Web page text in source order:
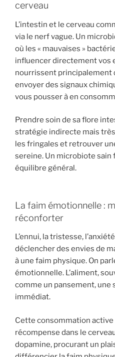
cerveau
L’intestin et le cerveau
via le nerf vague. Un
où les « mauvaises »
influencer directement vos
nourrissent principalement
envoyer des signaux
vous pousser à en
Prendre soin de sa flore
stratégie indirecte mais
les fringales et retrouver
sereine. Un microbiote
équilibre général.
La faim émotionnelle :
réconforter
L’ennui, la tristesse,
déclencher des envies de
à une faim physique. On
émotionnelle. L’aliment,
comme un pansement, une
immédiat.
Cette consommation active
récompense dans le
dopamine, procurant un